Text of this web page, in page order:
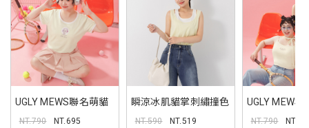
UGLY MEWS聯名萌貓
TEE
NT.790 NT.695
瞬涼冰肌貓掌刺繡撞色
背心
NT.590 NT.519
UGLY MEWS
背心(附綁帶)
NT.790